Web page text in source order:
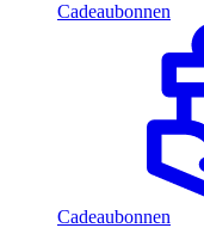
Cadeaubonnen
Cadeaubonnen